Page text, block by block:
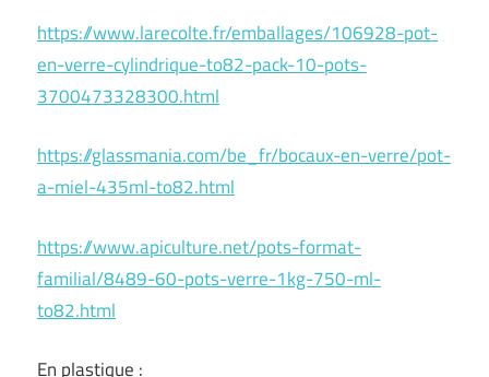
https://www.larecolte.fr/emballages/106928-pot-
en-verre-cylindrique-to82-pack-10-pots-
3700473328300.html
https://glassmania.com/be_fr/bocaux-en-verre/pot-
a-miel-435ml-to82.html
https://www.apiculture.net/pots-format-
familial/8489-60-pots-verre-1kg-750-ml-
to82.html
En plastique :